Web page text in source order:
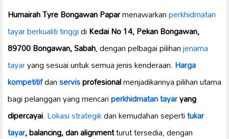
Humairah Tyre Bongawan Paparmenawarkanperkhidmatan
tayar berkualiti tinggidiKedai No 14, Pekan Bongawan,
89700 Bongawan, Sabah, dengan pelbagai pilihanjenama
tayaryang sesuai untuk semua jenis kenderaan.Harga
kompetitifdanservisprofesionalmenjadikannya pilihan utama
bagi pelanggan yang mencariperkhidmatan tayaryang
dipercayai.Lokasi strategikdan kemudahan sepertitukar
tayar, balancing, dan alignmentturut tersedia, dengan